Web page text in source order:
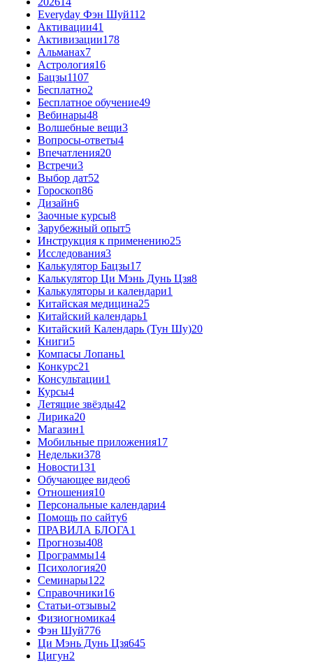
Everyday Фэн Шуй112
Активации41
Активизации178
Альманах7
Астрология16
Бацзы1107
Бесплатно2
Бесплатное обучение49
Вебинары48
Волшебные вещи3
Вопросы-ответы4
Впечатления20
Встречи3
Выбор дат52
Гороскоп86
Дизайн6
Заочные курсы8
Зарубежный опыт5
Инструкция к применению25
Исследования3
Калькулятор Бацзы17
Калькулятор Ци Мэнь Дунь Цзя8
Калькуляторы и календари1
Китайская медицина25
Китайский календарь1
Китайский Календарь (Тун Шу)20
Книги5
Компасы Лопань1
Конкурс21
Консультации1
Курсы4
Летящие звёзды42
Лирика20
Магазин1
Мобильные приложения17
Недельки378
Новости131
Обучающее видео6
Отношения10
Персональные календари4
Помощь по сайту6
ПРАВИЛА БЛОГА1
Прогнозы408
Программы14
Психология20
Семинары122
Справочники16
Статьи-отзывы2
Физиогномика4
Фэн Шуй776
Ци Мэнь Дунь Цзя645
Цигун2